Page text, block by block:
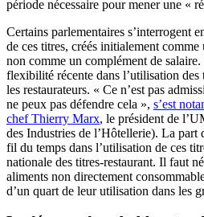
période nécessaire pour mener une «
Certains parlementaires s’interrogent
de ces titres, créés initialement
non comme un complément de
flexibilité récente dans l’utilisation
les restaurateurs. « Ce n’est pas
ne peux pas défendre cela », s’est
chef Thierry Marx, le président de
des Industries de l’Hôtellerie). La part
fil du temps dans l’utilisation de ces
nationale des titres-restaurant. Il faut
aliments non directement
d’un quart de leur utilisation dans les